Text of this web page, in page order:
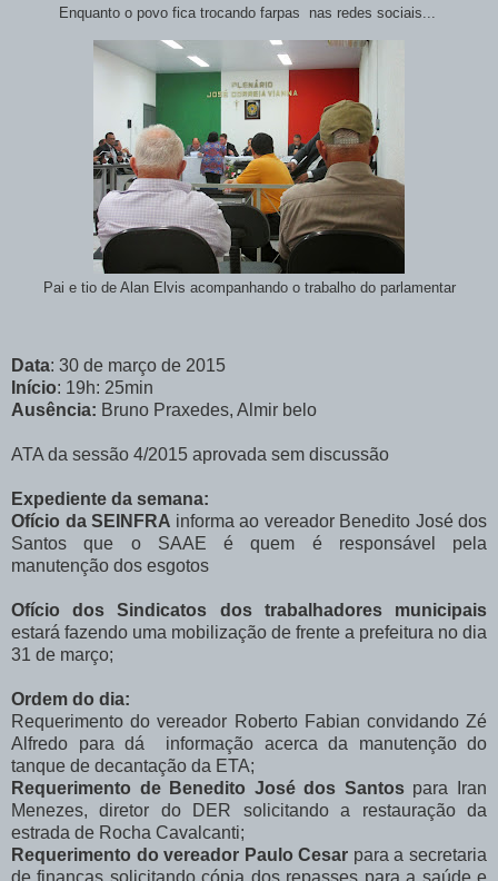
Enquanto o povo fica trocando farpas nas redes sociais...
Pai e tio de Alan Elvis acompanhando o trabalho do parlamentar
Data: 30 de março de 2015
Início: 19h: 25min
Ausência: Bruno Praxedes, Almir belo
ATA da sessão 4/2015 aprovada sem discussão
Expediente da semana:
Ofício da SEINFRA informa ao vereador Benedito José dos
Santos que o SAAE é quem é responsável pela
manutenção dos esgotos
Ofício dos Sindicatos dos trabalhadores municipais
estará fazendo uma mobilização de frente a prefeitura no dia
31 de março;
Ordem do dia:
Requerimento do vereador Roberto Fabian convidando Zé
Alfredo para dá informação acerca da manutenção do
tanque de decantação da ETA;
Requerimento de Benedito José dos Santospara Iran
Menezes, diretor do DER solicitando a restauração da
estrada de Rocha Cavalcanti;
Requerimento do vereador Paulo Cesar para a secretaria